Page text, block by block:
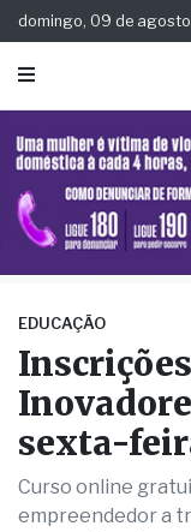
domingo, 09 de
EDUCAÇÃO
sexta-
Curso online
empreendedor a